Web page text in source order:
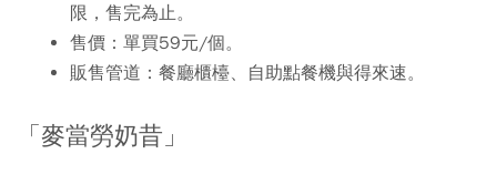
限，售完為止。
售價：單買59元/個。
販售管道 ：餐廳櫃檯、自助點餐機與得來速。
「麥當勞奶昔」